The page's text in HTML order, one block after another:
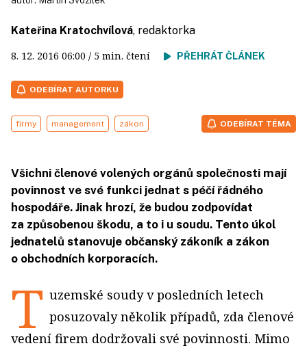
Kateřina Kratochvílová, redaktorka
8. 12. 2016 06:00 / 5 min. čtení PŘEHRÁT ČLÁNEK
ODEBÍRAT AUTORKU
firmy management zákon ODEBÍRAT TÉMA
Všichni členové volených orgánů společnosti mají
povinnost ve své funkci jednat s péčí řádného
hospodáře. Jinak hrozí, že budou zodpovídat
za způsobenou škodu, a to i u soudu. Tento úkol
jednatelů stanovuje občanský zákoník a zákon
o obchodních korporacích.
T uzemské soudy v posledních letech
posuzovaly několik případů, zda členové
vedení firem dodržovali své povinnosti. Mimo